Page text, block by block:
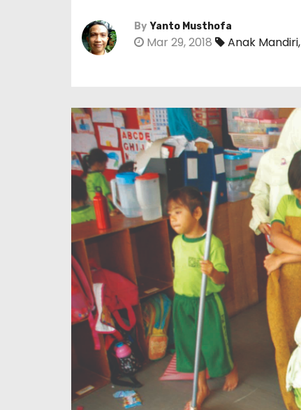
By Yanto Musthofa
Mar 29, 2018 Anak Mandiri,